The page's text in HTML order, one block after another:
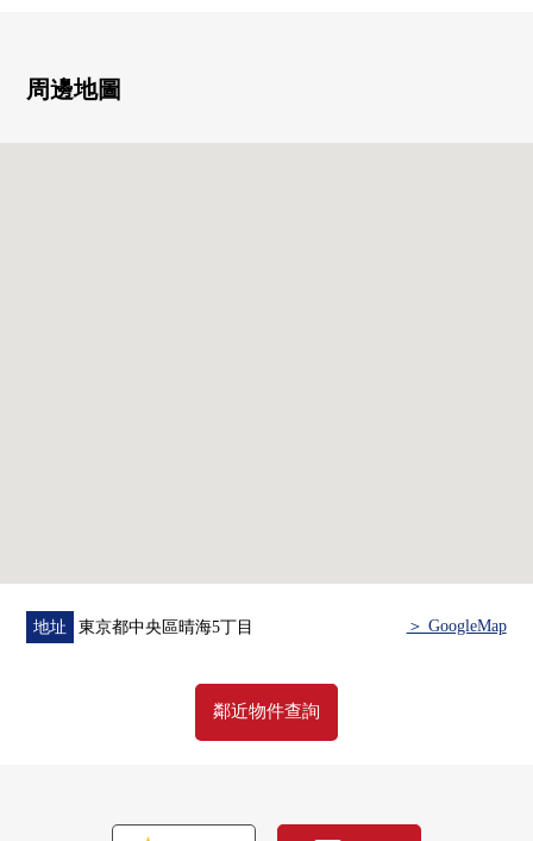
0 對走廊部分儲藏室(約0.7張塌塌米)有
■ 在全體HARUMI FLAG 51個地方共用設施(※部分收費)
▪ 派對房(B棟14樓，T棟48樓)
▪ 貴賓室5個房間(B棟1樓，C棟2樓，T棟48樓)
▪ 開放的餐廳(C棟1樓)
▪ 咖啡廳休息室(F棟14樓)
周邊地圖
地址 東京都中央區晴海5丁目 ＞ GoogleMap
鄰近物件查詢